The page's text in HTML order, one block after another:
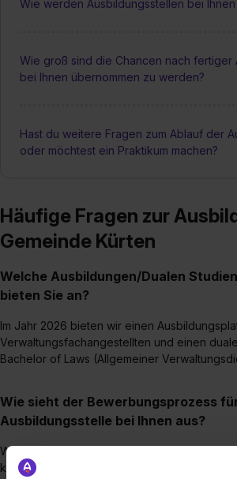
Wie werden Ausbildungsstellen bei
Wie groß sind die Chancen nach fertiger
bei Ihnen übernommen zu werden?
Hast du weitere Fragen zum Ablauf der
oder möchtest ein Praktikum machen?
Häufige Fragen zur
Gemeinde Kürten
Welche Ausbildungen/Dualen
bieten Sie an?
Im Jahr 2026 bieten wir einen
Verwaltungsfachangestellten und einen
Bachelor of Laws (Allgemeiner
Wie sieht der Bewerbungsprozess
Ausbildungsstelle bei Ihnen aus?
Wenn deine Online-Bewerbung bei uns
kontrollieren wir diese erstmal auf